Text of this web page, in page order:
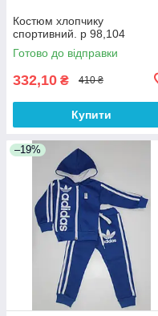
Костюм хлопчику
спортивний. р 98,104
Готово до відправки
332,10 ₴ 410 ₴
Купити
–19%